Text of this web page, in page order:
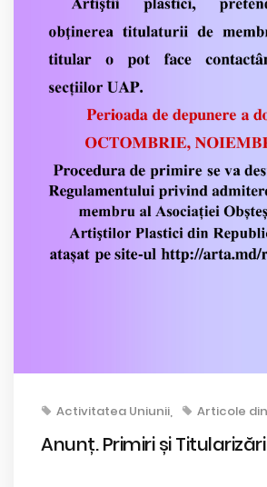
Activitatea Uniunii Articole
Anunț. Primiri și Titularizări